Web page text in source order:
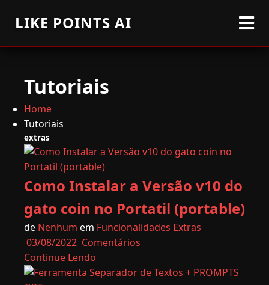
LIKE POINTS AI
Tutoriais
Home
Tutoriais
extras
Como Instalar a Versão v10 do
gato coin no Portatil (portable)
de Nenhum em Funcionalidades Extras
03/08/2022 Comentários
Continue Lendo